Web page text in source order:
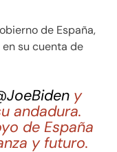
de España,
su cuenta de
y
andadura.
de España
y futuro.